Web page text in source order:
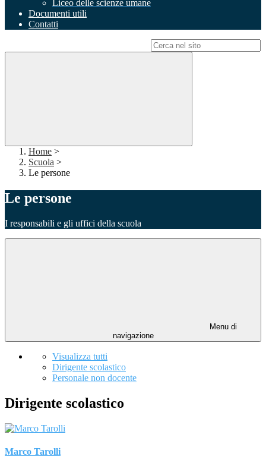
Liceo delle scienze umane
Documenti utili
Contatti
Home >
Scuola >
Le persone
Le persone
I responsabili e gli uffici della scuola
Menu di
navigazione
Visualizza tutti
Dirigente scolastico
Personale non docente
Dirigente scolastico
Marco Tarolli